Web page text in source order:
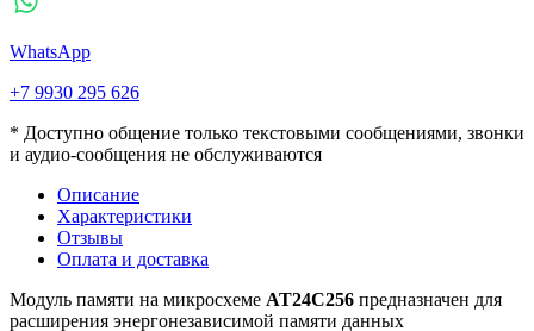
WhatsApp
+7 9930 295 626
* Доступно общение только текстовыми сообщениями, звонки
и аудио-сообщения не обслуживаются
Описание
Характеристики
Отзывы
Оплата и доставка
Модуль памяти на микросхеме AT24C256 предназначен для
расширения энергонезависимой памяти данных